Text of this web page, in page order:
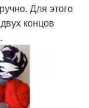
Для этого
концов